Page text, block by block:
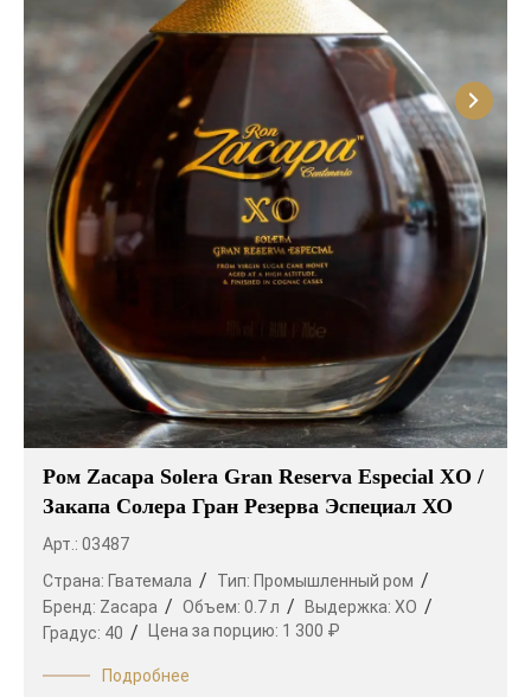
Итальянские вина
Французские вина
Испанские вина
Граппа
Водка
Саке
Пиво
Ром Zacapa Solera Gran Reserva Especial XO /
Закапа Солера Гран Резерва Эспециал ХО
Арт.: 03487
Страна: Гватемала Тип: Промышленный ром
Бренд: Zacapa Объем: 0.7 л Выдержка: XO
Градус: 40 Цена за порцию: 1 300 ₽
Подробнее